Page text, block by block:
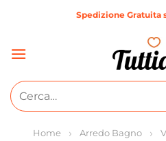
Spedizione Gratuita
Cerca:
Home Arredo Bagno